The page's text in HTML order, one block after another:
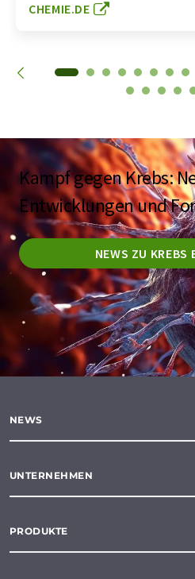
CHEMIE.DE
Kampf gegen Krebs:
Entwicklungen und
NEWS ZU KREBS
NEWS
UNTERNEHMEN
PRODUKTE